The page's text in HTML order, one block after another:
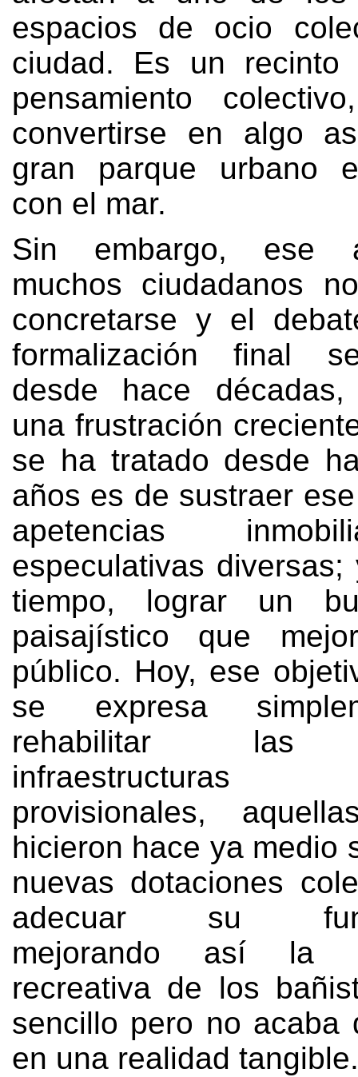
espacios de ocio
ciudad. Es un
pensamiento
convertirse en algo
gran parque urbano
con el mar.
Sin embargo, ese
muchos ciudadanos
concretarse y el
formalización final
desde hace décadas,
una frustración
se ha tratado desde
años es de sustraer
apetencias
especulativas diversas;
tiempo, lograr un
paisajístico que
público. Hoy, ese
se expresa
rehabilitar las
provisionales,
hicieron hace ya medio
nuevas dotaciones
adecuar su
mejorando así la
recreativa de los
sencillo pero no acaba
en una realidad tangible.